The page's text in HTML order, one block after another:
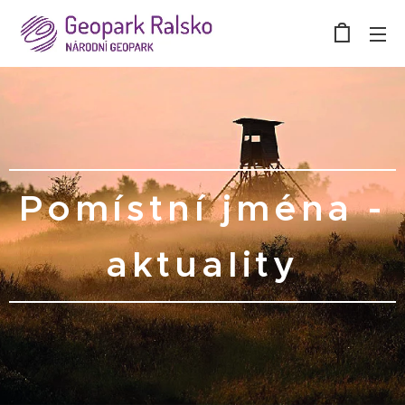
Pomístní jména -
aktuality